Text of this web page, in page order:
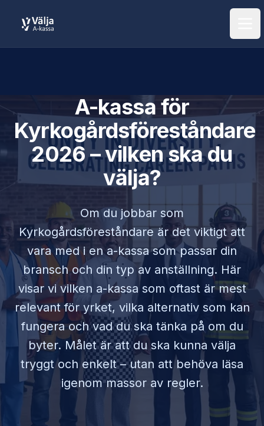
A-kassa för
Kyrkogårdsföreståndare
2026 – vilken ska du
välja?
Om du jobbar som
Kyrkogårdsföreståndareär det viktigt att
vara med i en a-kassa som passar din
bransch och din typ av anställning. Här
visar vi vilken a-kassa som oftast är mest
relevant för yrket, vilka alternativ som kan
fungera och vad du ska tänka på om du
byter. Målet är att du ska kunna välja
tryggt och enkelt – utan att behöva läsa
igenom massor av regler.